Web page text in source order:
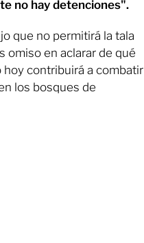
no hay detenciones".
que no permitirá la tala
omiso en aclarar de qué
contribuirá a combatir
los bosques de